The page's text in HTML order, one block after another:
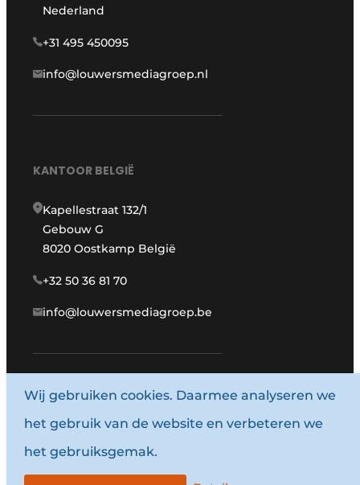
Nederland
+31 495 450095
info@louwersmediagroep.nl
KANTOOR BELGIË
Kapellestraat 132/1
Gebouw G
8020 Oostkamp België
+32 50 36 81 70
info@louwersmediagroep.be
www.louwersmediagroep.com
© 1987 - 2026 Louwersmediagroep.
Algemene voorwaarden
Wij gebruiken cookies. Daarmee analyseren we
het gebruik van de website en verbeteren we
het gebruiksgemak.